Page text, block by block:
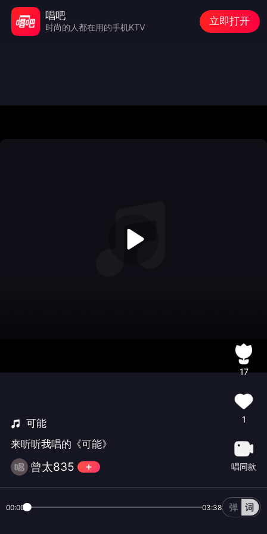
可能
来听听我唱的《可能》
曾太835
17
1
唱同款
00:00 03:38
唱吧
时尚的人都在用的手机KTV
立即打开